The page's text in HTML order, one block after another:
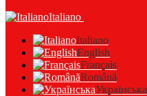
Italiano
Italiano
English
Français
Română
Українська